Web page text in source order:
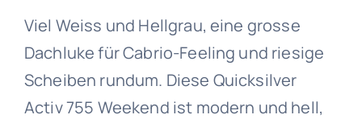
Viel Weiss und Hellgrau, eine grosse
Dachluke für Cabrio-Feeling und riesige
Scheiben rundum. Diese Quicksilver
Activ 755 Weekend ist modern und hell,